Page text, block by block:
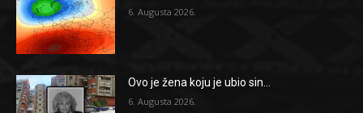
6. Augusta 2026.
Ovo je žena koju je ubio sin...
6. Augusta 2026.